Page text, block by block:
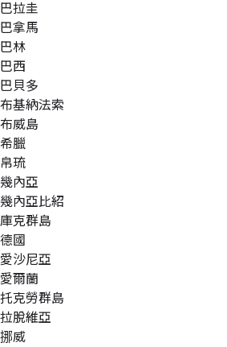
巴拉圭
巴拿馬
巴林
巴西
巴貝多
布基納法索
布威島
希臘
帛琉
幾內亞
幾內亞比紹
庫克群島
德國
愛沙尼亞
愛爾蘭
托克勞群島
拉脫維亞
挪威